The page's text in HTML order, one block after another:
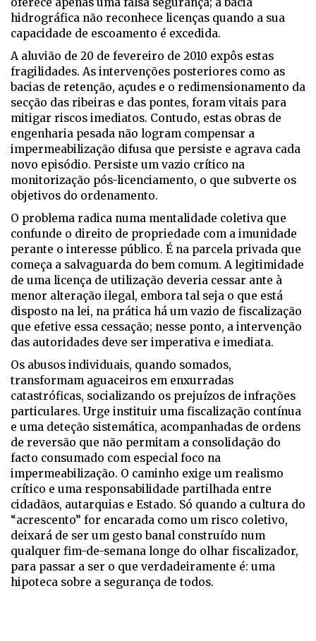
hidrográfica não reconhece licenças quando a sua
capacidade de escoamento é excedida.
A aluvião de 20 de fevereiro de 2010 expôs estas
fragilidades. As intervenções posteriores como as
bacias de retenção, açudes e o redimensionamento da
secção das ribeiras e das pontes, foram vitais para
mitigar riscos imediatos. Contudo, estas obras de
engenharia pesada não logram compensar a
impermeabilização difusa que persiste e agrava cada
novo episódio. Persiste um vazio crítico na
monitorização pós-licenciamento, o que subverte os
objetivos do ordenamento.
O problema radica numa mentalidade coletiva que
confunde o direito de propriedade com a imunidade
perante o interesse público. É na parcela privada que
começa a salvaguarda do bem comum. A legitimidade
de uma licença de utilização deveria cessar ante à
menor alteração ilegal, embora tal seja o que está
disposto na lei, na prática há um vazio de fiscalização
que efetive essa cessação; nesse ponto, a intervenção
das autoridades deve ser imperativa e imediata.
Os abusos individuais, quando somados,
transformam aguaceiros em enxurradas
catastróficas, socializando os prejuízos de infrações
particulares. Urge instituir uma fiscalização contínua
e uma deteção sistemática, acompanhadas de ordens
de reversão que não permitam a consolidação do
facto consumado com especial foco na
impermeabilização. O caminho exige um realismo
crítico e uma responsabilidade partilhada entre
cidadãos, autarquias e Estado. Só quando a cultura do
“acrescento” for encarada como um risco coletivo,
deixará de ser um gesto banal construído num
qualquer fim-de-semana longe do olhar fiscalizador,
para passar a ser o que verdadeiramente é: uma
hipoteca sobre a segurança de todos.